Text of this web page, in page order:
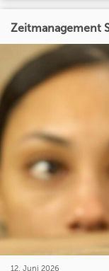
Zeitmanagement
12. Juni 2026